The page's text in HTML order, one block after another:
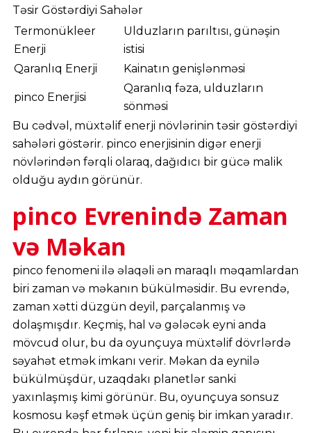
Təsir Göstərdiyi Sahələr
Termonükleer
Enerji
Ulduzların parıltısı, günəşin
istisi
Qaranlıq Enerji
Kainatın genişlənməsi
pinco Enerjisi
Qaranlıq fəza, ulduzların
sönməsi
Bu cədvəl, müxtəlif enerji növlərinin təsir göstərdiyi
sahələri göstərir. pinco enerjisinin digər enerji
növlərindən fərqli olaraq, dağıdıcı bir gücə malik
olduğu aydın görünür.
pinco Evrenində Zaman
və Məkan
pinco fenomeni ilə əlaqəli ən maraqlı məqamlardan
biri zaman və məkanın bükülməsidir. Bu evrendə,
zaman xətti düzgün deyil, parçalanmış və
dolaşmışdır. Keçmiş, hal və gələcək eyni anda
mövcud olur, bu da oyunçuya müxtəlif dövrlərdə
səyahət etmək imkanı verir. Məkan da eynilə
bükülmüşdür, uzaqdakı planetlər sanki
yaxınlaşmış kimi görünür. Bu, oyunçuya sonsuz
kosmosu kəşf etmək üçün geniş bir imkan yaradır.